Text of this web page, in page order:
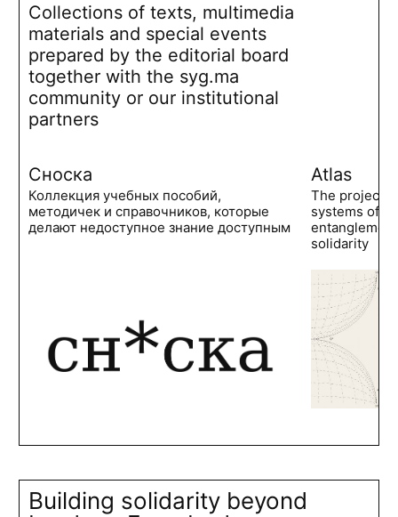
Collections of texts, multimedia
materials and special events
prepared by the editorial board
together with the syg.ma
community or our institutional
partners
Сноска
Коллекция учебных пособий,
методичек и справочников, которые
делают недоступное знание доступным
Atlas
The project
systems of
solidarity
Building solidarity beyond